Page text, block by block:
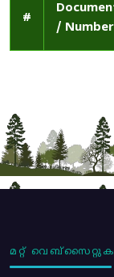
#
/ Number
മറ്റ്